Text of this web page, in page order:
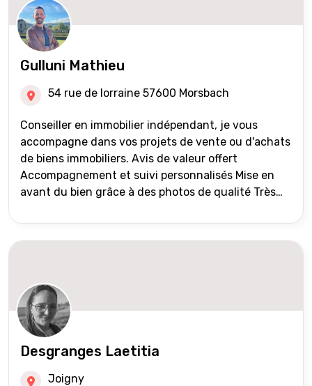
Gulluni Mathieu
54 rue de lorraine 57600 Morsbach
Conseiller en immobilier indépendant, je vous
accompagne dans vos projets de vente ou d'achats
de biens immobiliers. Avis de valeur offert
Accompagnement et suivi personnalisés Mise en
avant du bien grâce à des photos de qualité Très
international) Validation du financement des
acquéreurs auprès de partenaires financiers
réseau Iad France et Iad Deutschland Inter agence
Desgranges Laetitia
Joigny